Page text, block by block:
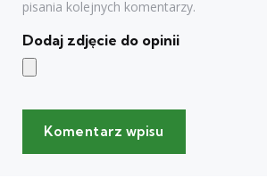
pisania kolejnych komentarzy.
Dodaj zdjęcie do opinii